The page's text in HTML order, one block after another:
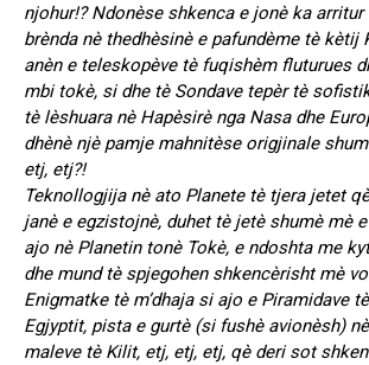
njohur!? Ndonèse shkenca e jonè ka
brènda nè thedhèsinè e pafundème tè kètij
anèn e teleskopève tè fuqishèm fluturues
mbi tokè, si dhe tè Sondave tepèr tè
tè lèshuara nè Hapèsirè nga Nasa dhe
dhènè njè pamje mahnitèse origjinale
etj, etj?!
Teknollogjija nè ato Planete tè tjera jetet
janè e egzistojnè, duhet tè jetè shumè mè
ajo nè Planetin tonè Tokè, e ndoshta me
dhe mund tè spjegohen shkencèrisht mè
Enigmatke tè m’dhaja si ajo e Piramidave
Egjyptit, pista e gurtè (si fushè avionèsh)
maleve tè Kilit, etj, etj, etj, qè deri sot